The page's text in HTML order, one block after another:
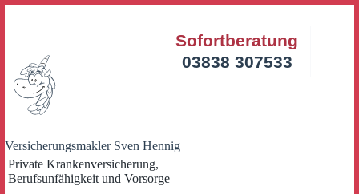
Versicherungsmakler Sven Hennig
Private Krankenversicherung,
Berufsunfähigkeit und Vorsorge
Sofortberatung
03838 307533